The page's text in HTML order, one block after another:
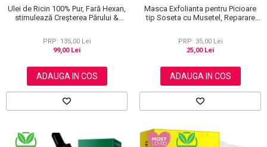
Ulei de Ricin 100% Pur, Fară Hexan,
stimulează Creșterea Părului &
PRP: 135,00 Lei
99,00 Lei
ADAUGA IN COS
Masca Exfolianta pentru Picioare
tip Soseta cu Musetel, Reparare
PRP: 35,00 Lei
25,00 Lei
ADAUGA IN COS